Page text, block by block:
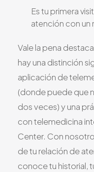
Es tu primera
atención con un
Vale la pena
hay una distinción
aplicación de
(donde puede que
dos veces) y una
con telemedicina
Center. Con
de tu relación de
conoce tu historial,